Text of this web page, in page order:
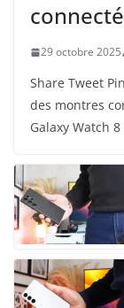
29 octobre 2025
Share Tweet
des montres
Galaxy Watch 8